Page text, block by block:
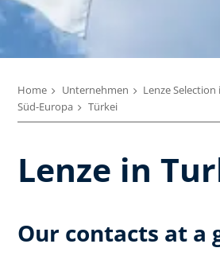
Home Unternehmen
Lenze
Süd-Europa
Türkei
Lenze in
Our contacts at a